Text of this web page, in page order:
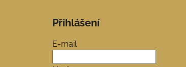
Přihlášení
E-mail